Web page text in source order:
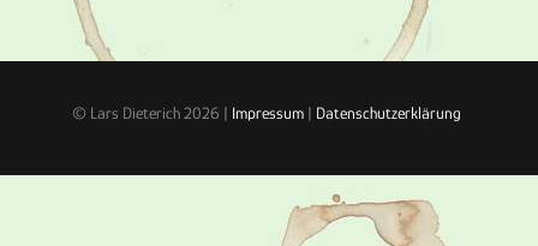
© Lars Dieterich 2026 | Impressum| Datenschutzerklärung